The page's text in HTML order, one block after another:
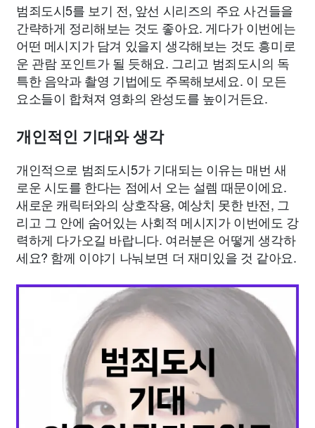
범죄도시5를 보기 전, 앞선 시리즈의 주요 사건들을
간략하게 정리해보는 것도 좋아요. 게다가 이번에는
어떤 메시지가 담겨 있을지 생각해보는 것도 흥미로
운 관람 포인트가 될 듯해요. 그리고 범죄도시의 독
특한 음악과 촬영 기법에도 주목해보세요. 이 모든
요소들이 합쳐져 영화의 완성도를 높이거든요.
개인적인 기대와 생각
개인적으로 범죄도시5가 기대되는 이유는 매번 새
로운 시도를 한다는 점에서 오는 설렘 때문이에요.
새로운 캐릭터와의 상호작용, 예상치 못한 반전, 그
리고 그 안에 숨어있는 사회적 메시지가 이번에도 강
력하게 다가오길 바랍니다. 여러분은 어떻게 생각하
세요? 함께 이야기 나눠보면 더 재미있을 것 같아요.